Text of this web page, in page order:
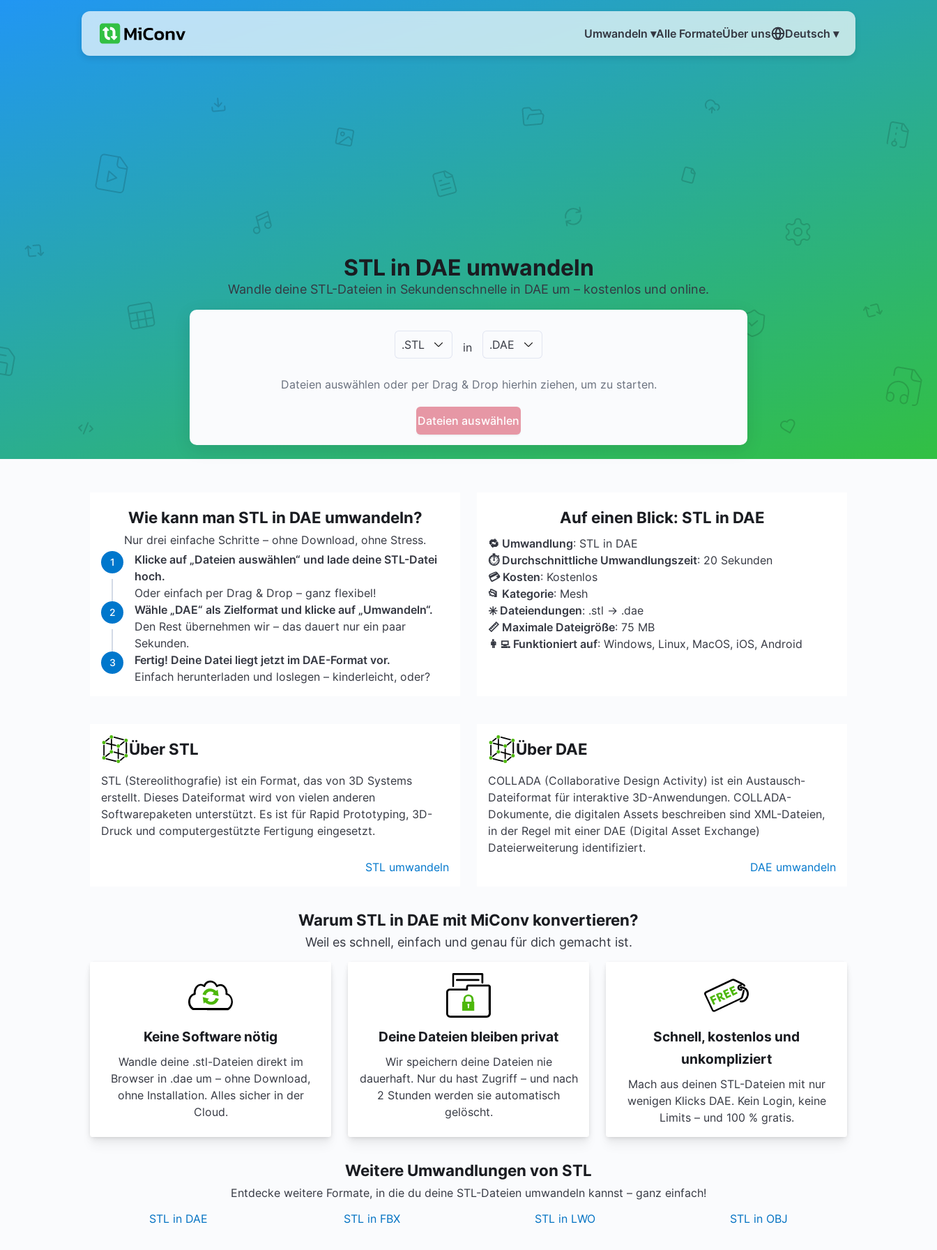
Umwandeln ▾Alle FormateÜber uns Deutsch ▾
STL in DAE umwandeln
Wandle deine STL-Dateien in Sekundenschnelle in DAE um – kostenlos und online.
.STL in .DAE
Dateien auswählen oder per Drag & Drop hierhin ziehen, um zu starten.
Dateien auswählen
Wie kann man STL in DAE umwandeln?
Nur drei einfache Schritte – ohne Download, ohne Stress.
1
Klicke auf „Dateien auswählen“ und lade deine STL-Datei
hoch.
Oder einfach per Drag & Drop – ganz flexibel!
2
Wähle „DAE“ als Zielformat und klicke auf „Umwandeln“.
Den Rest übernehmen wir – das dauert nur ein paar
Sekunden.
3
Fertig! Deine Datei liegt jetzt im DAE-Format vor.
Einfach herunterladen und loslegen – kinderleicht, oder?
Auf einen Blick: STL in DAE
🔁 Umwandlung: STL in DAE
⏱ Durchschnittliche Umwandlungszeit: 20 Sekunden
💳 Kosten: Kostenlos
📂 Kategorie: Mesh
✳️ Dateiendungen: .stl → .dae
📏 Maximale Dateigröße: 75 MB
👩‍💻 Funktioniert auf: Windows, Linux, MacOS, iOS, Android
Über STL
STL (Stereolithografie) ist ein Format, das von 3D Systems
erstellt. Dieses Dateiformat wird von vielen anderen
Softwarepaketen unterstützt. Es ist für Rapid Prototyping, 3D-
Druck und computergestützte Fertigung eingesetzt.
STL umwandeln
Über DAE
COLLADA (Collaborative Design Activity) ist ein Austausch-
Dateiformat für interaktive 3D-Anwendungen. COLLADA-
Dokumente, die digitalen Assets beschreiben sind XML-Dateien,
in der Regel mit einer DAE (Digital Asset Exchange)
Dateierweiterung identifiziert.
DAE umwandeln
Warum STL in DAE mit MiConv konvertieren?
Weil es schnell, einfach und genau für dich gemacht ist.
Keine Software nötig
Wandle deine .stl-Dateien direkt im
Browser in .dae um – ohne Download,
ohne Installation. Alles sicher in der
Cloud.
Deine Dateien bleiben privat
Wir speichern deine Dateien nie
dauerhaft. Nur du hast Zugriff – und nach
2 Stunden werden sie automatisch
gelöscht.
Schnell, kostenlos und
unkompliziert
Mach aus deinen STL-Dateien mit nur
wenigen Klicks DAE. Kein Login, keine
Limits – und 100 % gratis.
Weitere Umwandlungen von STL
Entdecke weitere Formate, in die du deine STL-Dateien umwandeln kannst – ganz einfach!
STL in DAE
STL in FBX STL in LWO STL in OBJ